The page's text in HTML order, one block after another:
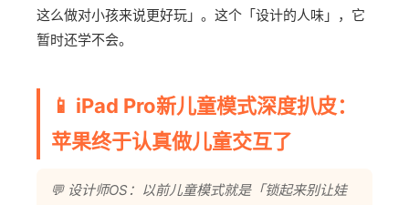
这么做对小孩来说更好玩」。这个「设计的人味」，它
暂时还学不会。
📱 iPad Pro新儿童模式深度扒皮：
苹果终于认真做儿童交互了
💬 设计师OS：以前儿童模式就是「锁起来别让娃